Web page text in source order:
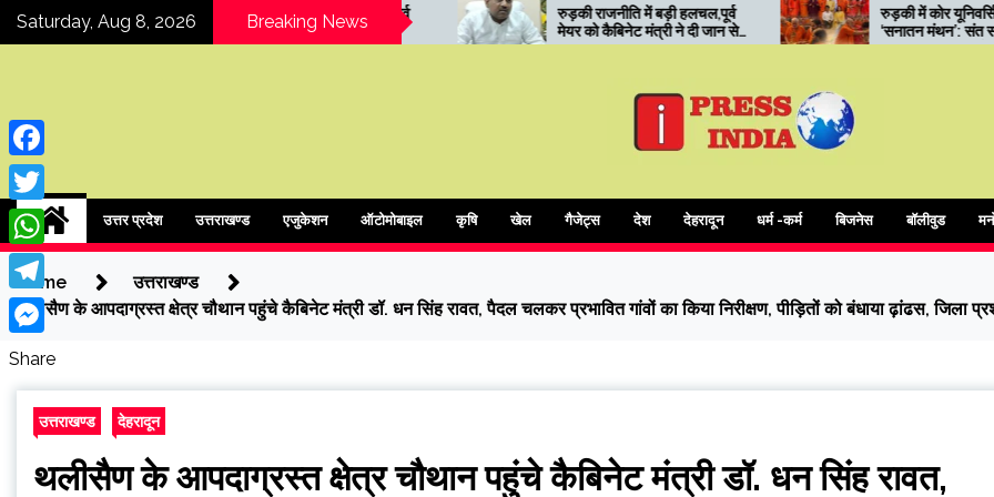
SkipSaturday, Aug 8, 2026 Breaking News
COER विश्वविद्यालय में हरेला पर्व
पर वृक्षारोपण एवं वाद-विवाद
प्रतियोगिता
रुड़की राजनीति में बड़ी हलचल,पूर्व
मेयर को कैबिनेट मंत्री ने दी जान से
मारने की धमकी
रुड़की में कोर यूनिवर्सिटी का
‘सनातन मंथन’: संत सम्मेलन में
आध्यात्मिक शिक्षा और संस्कारों पर
ipressindia
उत्तर प्रदेश उत्तराखण्ड एजुकेशन ऑटोमोबाइल कृषि खेल गैजेट्स देश देहरादून धर्म -कर्म बिजनेस बॉलीवुड
Home
उत्तराखण्ड
थलीसैण के आपदाग्रस्त क्षेत्र चौथान पहुंचे कैबिनेट मंत्री डॉ. धन सिंह रावत, पैदल चलकर प्रभावित गांवों का किया निरीक्षण, पीड़ितों को बंधाया ढ़ांढस, जिला
उत्तराखण्ड देहरादून
थलीसैण के आपदाग्रस्त क्षेत्र चौथान पहुंचे कैबिनेट मंत्री डॉ. धन सिंह रावत,
Facebook
Twitter
WhatsApp
Telegram
Messenger
Share